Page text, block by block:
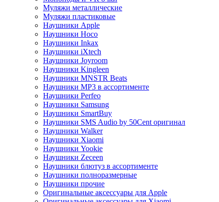
Муляжи металлические
Муляжи пластиковые
Наушники Apple
Наушники Hoco
Наушники Inkax
Наушники iXtech
Наушники Joyroom
Наушники Kingleen
Наушники MNSTR Beats
Наушники MP3 в ассортименте
Наушники Perfeo
Наушники Samsung
Наушники SmartBuy
Наушники SMS Audio by 50Cent оригинал
Наушники Walker
Наушники Xiaomi
Наушники Yookie
Наушники Zeceen
Наушники блютуз в ассортименте
Наушники полноразмерные
Наушники прочие
Оригинальные аксессуары для Apple